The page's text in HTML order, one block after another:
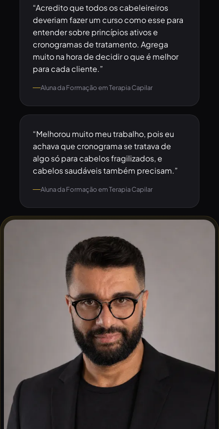
“Acredito que todos os cabeleireiros
deveriam fazer um curso como esse para
entender sobre princípios ativos e
cronogramas de tratamento. Agrega
muito na hora de decidir o que é melhor
para cada cliente.”
Aluna da Formação em Terapia Capilar
“Melhorou muito meu trabalho, pois eu
achava que cronograma se tratava de
algo só para cabelos fragilizados, e
cabelos saudáveis também precisam.”
Aluna da Formação em Terapia Capilar